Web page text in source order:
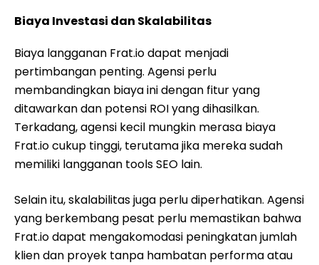
Biaya Investasi dan Skalabilitas
Biaya langganan Frat.io dapat menjadi
pertimbangan penting. Agensi perlu
membandingkan biaya ini dengan fitur yang
ditawarkan dan potensi ROI yang dihasilkan.
Terkadang, agensi kecil mungkin merasa biaya
Frat.io cukup tinggi, terutama jika mereka sudah
memiliki langganan tools SEO lain.
Selain itu, skalabilitas juga perlu diperhatikan. Agensi
yang berkembang pesat perlu memastikan bahwa
Frat.io dapat mengakomodasi peningkatan jumlah
klien dan proyek tanpa hambatan performa atau